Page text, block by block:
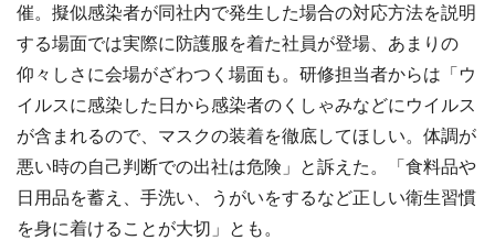
催。擬似感染者が同社内で発生した場合の対応方法を説明
する場面では実際に防護服を着た社員が登場、あまりの
仰々しさに会場がざわつく場面も。研修担当者からは「ウ
イルスに感染した日から感染者のくしゃみなどにウイルス
が含まれるので、マスクの装着を徹底してほしい。体調が
悪い時の自己判断での出社は危険」と訴えた。「食料品や
日用品を蓄え、手洗い、うがいをするなど正しい衛生習慣
を身に着けることが大切」とも。